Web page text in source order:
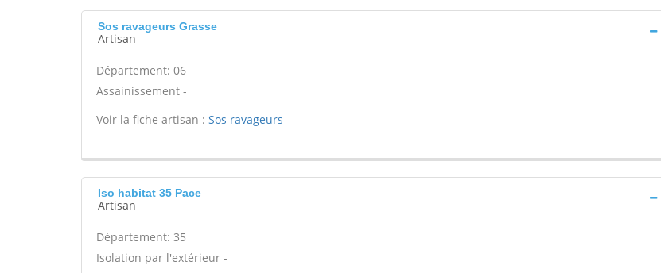
Sos ravageurs Grasse
Artisan
Département: 06
Assainissement -
Voir la fiche artisan : Sos ravageurs
Iso habitat 35 Pace
Artisan
Département: 35
Isolation par l'extérieur -